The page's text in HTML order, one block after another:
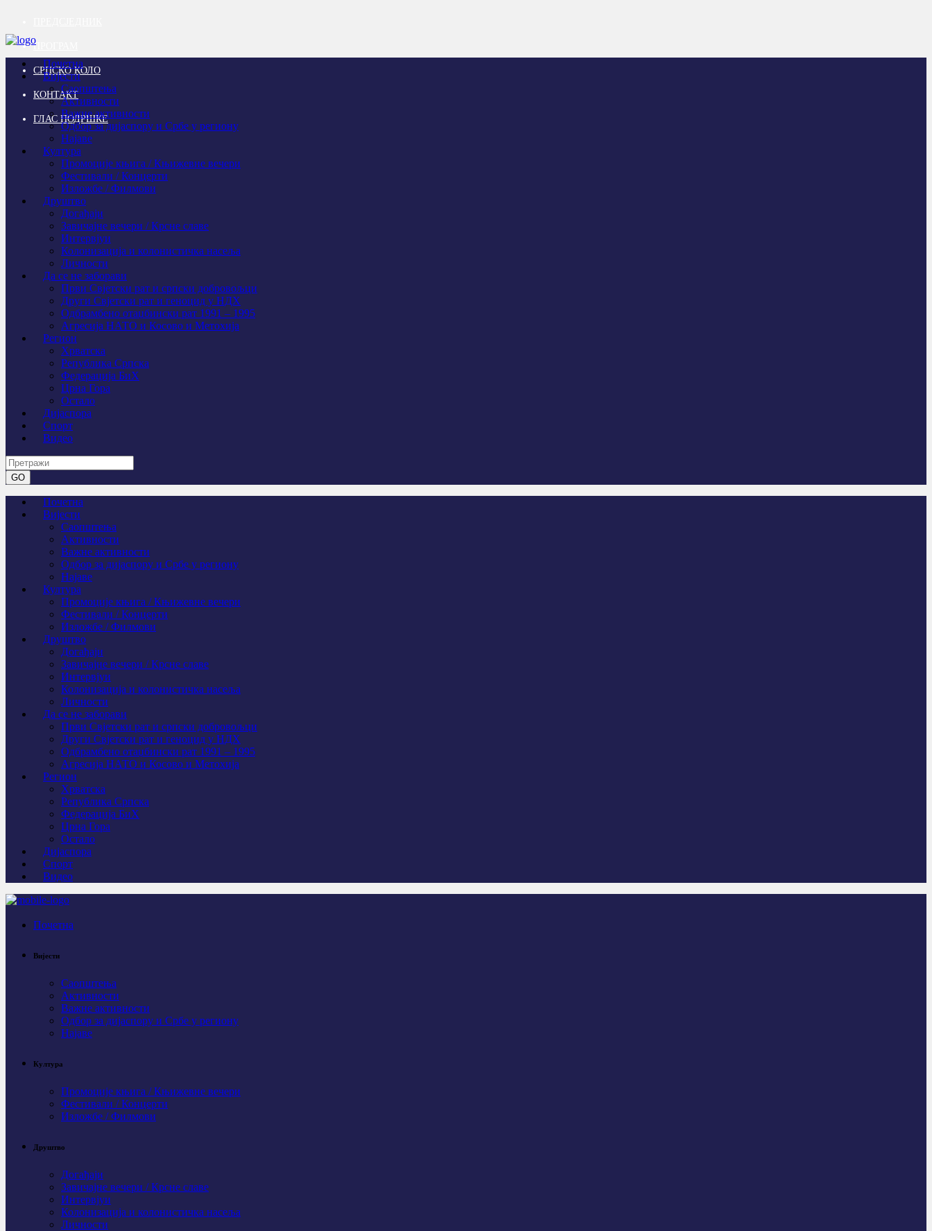
ПРОГРАМ
СРПСКО КОЛО
КОНТАКТ
ГЛАС ПОДРШКЕ
Почетна
Вијести
Саопштења
Активности
Важне активности
Одбор за дијаспору и Србе у региону
Најаве
Култура
Промоције књига / Књижевне вечери
Фестивали / Концерти
Изложбе / Филмови
Друштво
Догађаји
Завичајне вечери / Крсне славе
Интервјуи
Колонизација и колонистичка насеља
Личности
Да се не заборави
Први Свјeтски рат и српски добровољци
Други Свјетски рат и геноцид у НДХ
Одбрамбено отаџбински рат 1991 – 1995
Агресија НАТО и Косово и Метохија
Регион
Хрватска
Република Српска
Федерација БиХ
Црна Гора
Остало
Дијаспора
Спорт
Видео
Почетна
Вијести
Саопштења
Активности
Важне активности
Одбор за дијаспору и Србе у региону
Најаве
Култура
Промоције књига / Књижевне вечери
Фестивали / Концерти
Изложбе / Филмови
Друштво
Догађаји
Завичајне вечери / Крсне славе
Интервјуи
Колонизација и колонистичка насеља
Личности
Да се не заборави
Први Свјeтски рат и српски добровољци
Други Свјетски рат и геноцид у НДХ
Одбрамбено отаџбински рат 1991 – 1995
Агресија НАТО и Косово и Метохија
Регион
Хрватска
Република Српска
Федерација БиХ
Црна Гора
Остало
Дијаспора
Спорт
Видео
Почетна
Вијести
Саопштења
Активности
Важне активности
Одбор за дијаспору и Србе у региону
Најаве
Култура
Промоције књига / Књижевне вечери
Фестивали / Концерти
Изложбе / Филмови
Друштво
Догађаји
Завичајне вечери / Крсне славе
Интервјуи
Колонизација и колонистичка насеља
Личности